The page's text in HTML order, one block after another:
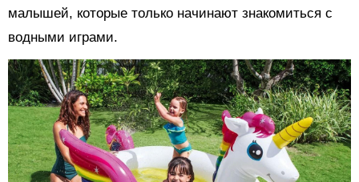
малышей, которые только начинают знакомиться с
водными играми.